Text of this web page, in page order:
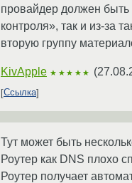
провайдер должен быть
контроля», так и из-за
вторую группу
KivApple ★★★★★ (
Ссылка
Тут может быть
Роутер как DNS плохо
Роутер получает